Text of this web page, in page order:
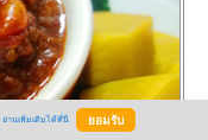
อ่านเพิ่มเติมได้ที่นี่